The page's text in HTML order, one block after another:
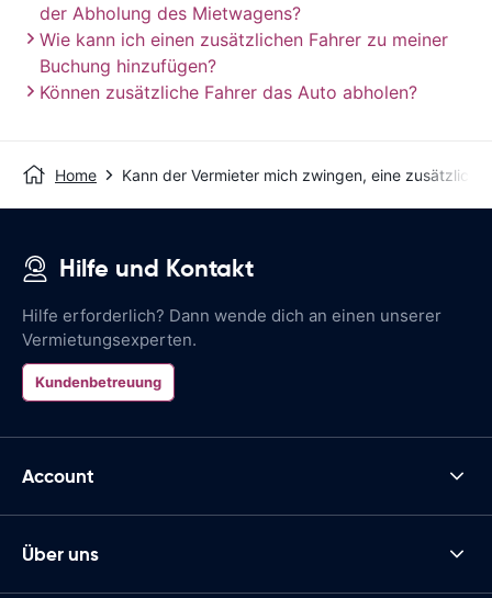
der Abholung des Mietwagens?
Wie kann ich einen zusätzlichen Fahrer zu meiner
Buchung hinzufügen?
Können zusätzliche Fahrer das Auto abholen?
Home Kann der Vermieter mich zwingen, eine
Hilfe und Kontakt
Hilfe erforderlich? Dann wende dich an einen unserer
Vermietungsexperten.
Kundenbetreuung
Account
Über uns